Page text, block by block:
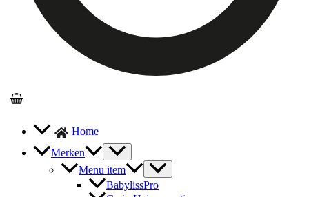
Home
Merken
Menu item
BabylissPro